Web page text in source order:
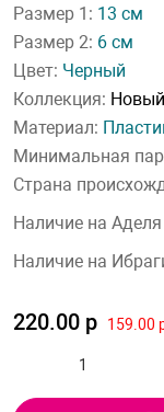
Размер 1: 13 см
Размер 2: 6 см
Цвет: Черный
Коллекция:
Материал:
Минимальная
Страна
Наличие на Аделя
Наличие на
220.00 р 159.00